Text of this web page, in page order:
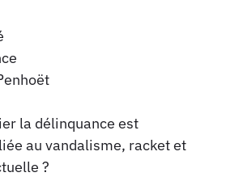
la délinquance est
au vandalisme, racket et
?